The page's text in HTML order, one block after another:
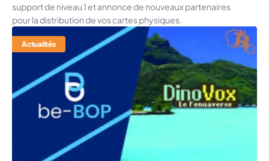
support de niveau 1 et annonce de nouveaux partenaires
pour la distribution de vos cartes physiques.
Actualités